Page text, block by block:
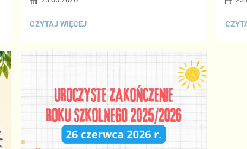
PLUSZAKI
CZYTAJ WIĘCEJ